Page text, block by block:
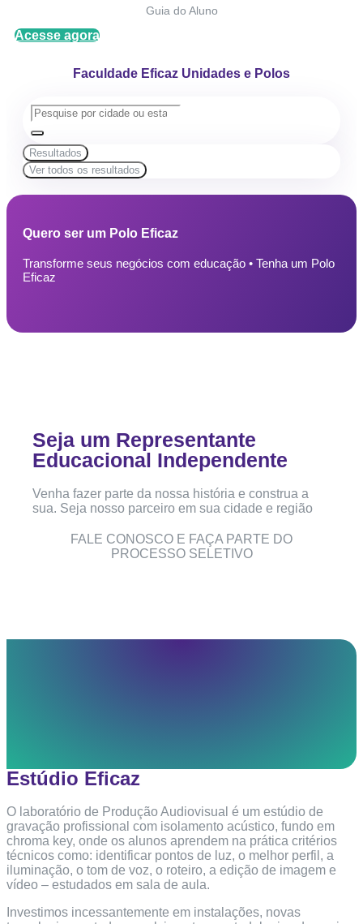
Guia do Aluno
Acesse agora
Faculdade Eficaz Unidades e Polos
Resultados
Ver todos os resultados
Quero ser um Polo Eficaz
Transforme seus negócios com educação • Tenha um Polo
Eficaz
Seja um Representante
Educacional Independente
Venha fazer parte da nossa história e construa a
sua. Seja nosso parceiro em sua cidade e região
FALE CONOSCO E FAÇA PARTE DO
PROCESSO SELETIVO
Estúdio Eficaz
O laboratório de Produção Audiovisual é um estúdio de
gravação profissional com isolamento acústico, fundo em
chroma key, onde os alunos aprendem na prática critérios
técnicos como: identificar pontos de luz, o melhor perfil, a
iluminação, o tom de voz, o roteiro, a edição de imagem e
vídeo – estudados em sala de aula.
Investimos incessantemente em instalações, novas